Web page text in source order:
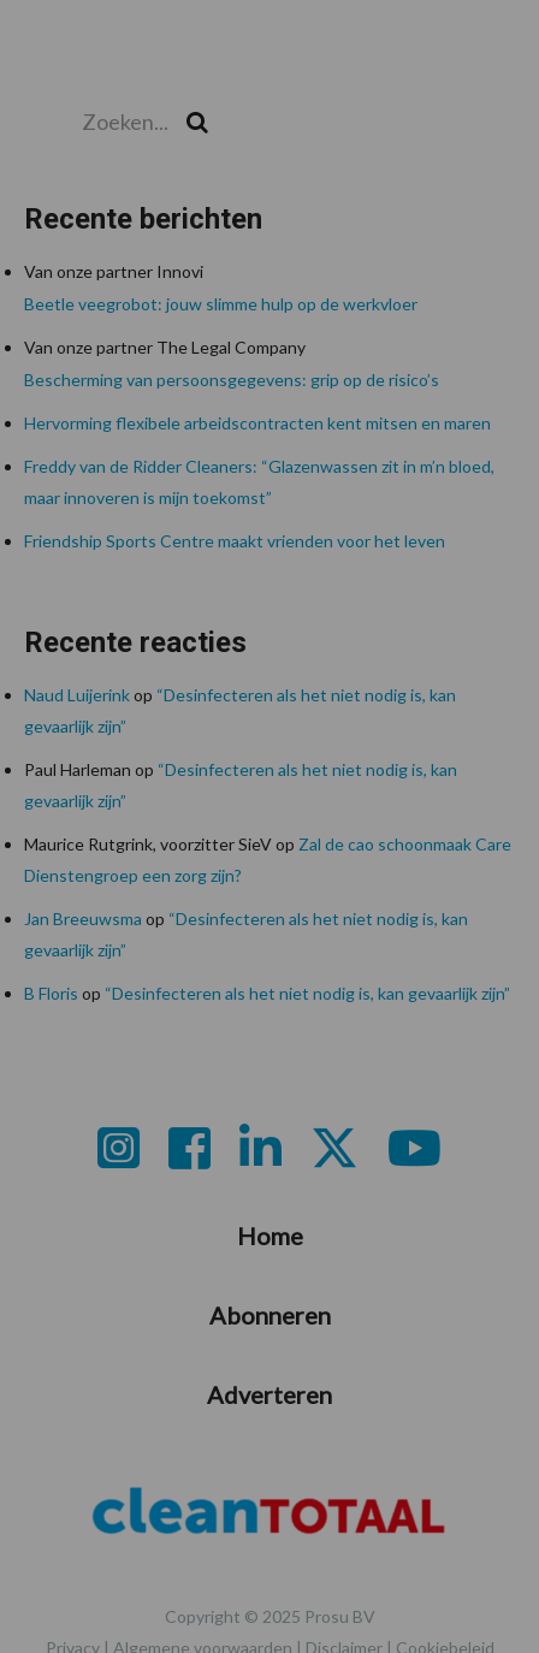
Recente berichten
Van onze partner Innovi
Beetle veegrobot: jouw slimme hulp op de werkvloer
Van onze partner The Legal Company
Bescherming van persoonsgegevens: grip op de risico’s
Hervorming flexibele arbeidscontracten kent mitsen en maren
Freddy van de Ridder Cleaners: “Glazenwassen zit in m’n bloed,
maar innoveren is mijn toekomst”
Friendship Sports Centre maakt vrienden voor het leven
Recente reacties
Naud Luijerinkop “Desinfecteren als het niet nodig is, kan
gevaarlijk zijn”
Paul Harleman op “Desinfecteren als het niet nodig is, kan
gevaarlijk zijn”
Maurice Rutgrink, voorzitter SieVop Zal de cao schoonmaak Care
Dienstengroep een zorg zijn?
Jan Breeuwsma op “Desinfecteren als het niet nodig is, kan
gevaarlijk zijn”
B Floris op “Desinfecteren als het niet nodig is, kan gevaarlijk zijn”
Home
Abonneren
Adverteren
Copyright © 2025 Prosu BV
Privacy| Algemene voorwaarden | Disclaimer| Cookiebeleid